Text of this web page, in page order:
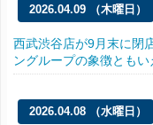
2026.04.09 （木曜日）
西武渋谷店が9月末に閉
ングループの象徴ともい
2026.04.08 （水曜日）